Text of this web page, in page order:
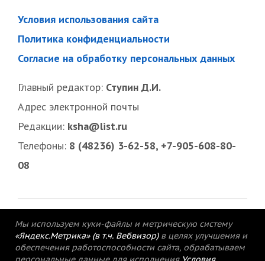
Условия использования сайта
Политика конфиденциальности
Согласие на обработку персональных данных
Главный редактор: Ступин Д.И.
Адрес электронной почты
Редакции: ksha@list.ru
Телефоны: 8 (48236) 3-62-58, +7-905-608-80-
08
Мы используем куки-файлы и метрическую систему
«Яндекс.Метрика» (в т.ч. Вебвизор) в целях улучшения и
обеспечения работоспособности сайта, обрабатываем